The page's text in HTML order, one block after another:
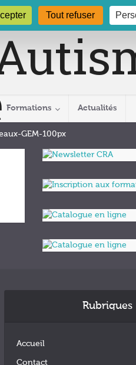
03 80 29 54 19
Formations Actualités
GEM-100px
Rubriques
Accueil
Contact
Tout refuser